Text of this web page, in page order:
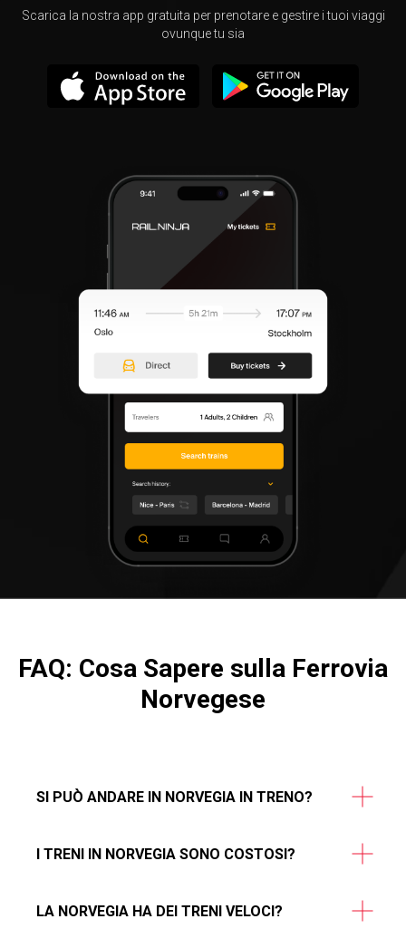
Scarica la nostra app gratuita per prenotare e gestire i tuoi viaggi
ovunque tu sia
FAQ: Cosa Sapere sulla Ferrovia
Norvegese
SI PUÒ ANDARE IN NORVEGIA IN TRENO?
I TRENI IN NORVEGIA SONO COSTOSI?
LA NORVEGIA HA DEI TRENI VELOCI?​